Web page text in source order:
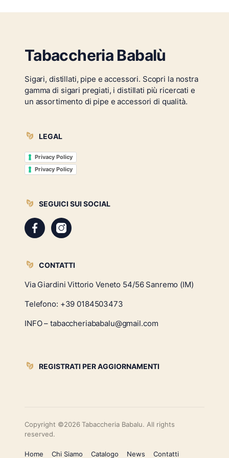
Tabaccheria Babalù
Sigari, distillati, pipe e accessori. Scopri la nostra
gamma di sigari pregiati, i distillati più ricercati e
un assortimento di pipe e accessori di qualità.
LEGAL
Privacy Policy
Privacy Policy
SEGUICI SUI SOCIAL
CONTATTI
Via Giardini Vittorio Veneto 54/56 Sanremo (IM)
Telefono: +39 0184503473
INFO – tabaccheriababalu@gmail.com
REGISTRATI PER AGGIORNAMENTI
Copyright ©2026 Tabaccheria Babalu. All rights
reserved.
Home Chi Siamo Catalogo News Contatti